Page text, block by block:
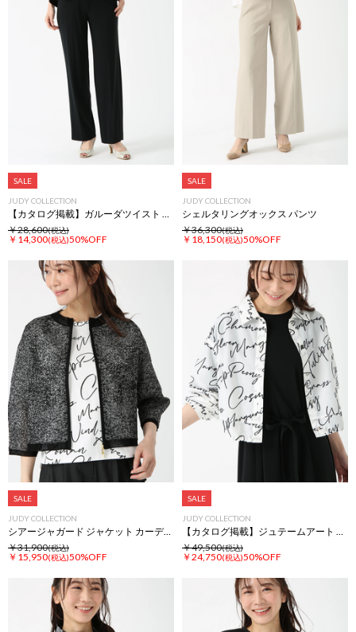
SALE
JUDY COLLECTION
【カタログ掲載】ガルーダツイスト パンツ
￥28,600(税込)
￥14,300(税込)50%OFF
SALE
JUDY COLLECTION
シェルタリングオックス パンツ
￥36,300(税込)
￥18,150(税込)50%OFF
SALE
JUDY COLLECTION
シアージャガード ジャケット カーディガン
￥31,900(税込)
￥15,950(税込)50%OFF
SALE
JUDY COLLECTION
【カタログ掲載】ジュテームアート フラワープリント ブラウス シャツ
￥49,500(税込)
￥24,750(税込)50%OFF